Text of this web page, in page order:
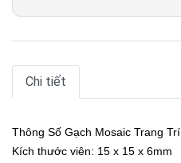
Chi tiết
Thông Số Gạch Mosaic Trang Trí.
Kích thước viên: 15 x 15 x 6mm